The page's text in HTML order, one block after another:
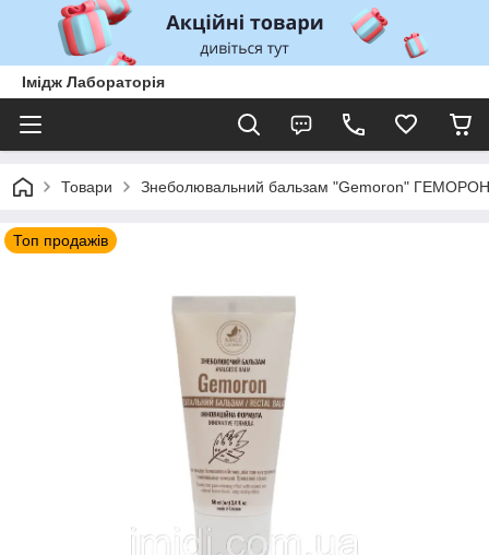
Імідж Лабораторія
Товари Знеболювальний бальзам "Gemoron" ГЕМОРОН
Топ продажів